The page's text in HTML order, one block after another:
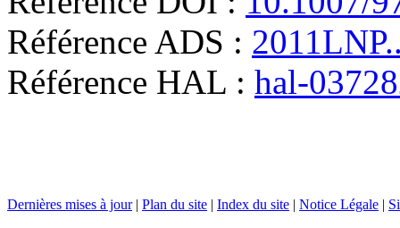
Référence ADS :
Référence HAL : hal-
Dernières mises à jour| Plan du site | Index du site | Notice Légale |